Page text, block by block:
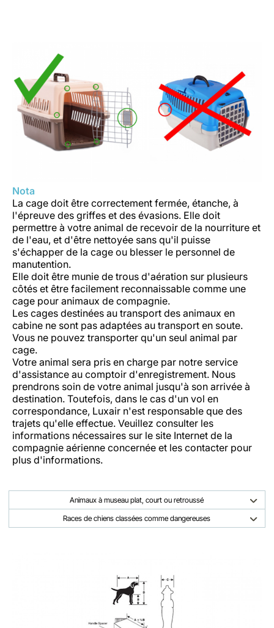
Nota
La cage doit être correctement fermée, étanche, à
l'épreuve des griffes et des évasions. Elle doit
permettre à votre animal de recevoir de la nourriture et
de l'eau, et d'être nettoyée sans qu'il puisse
s'échapper de la cage ou blesser le personnel de
manutention.
Elle doit être munie de trous d'aération sur plusieurs
côtés et être facilement reconnaissable comme une
cage pour animaux de compagnie.
Les cages destinées au transport des animaux en
cabine ne sont pas adaptées au transport en soute.
Vous ne pouvez transporter qu'un seul animal par
cage.
Votre animal sera pris en charge par notre service
d'assistance au comptoir d'enregistrement. Nous
prendrons soin de votre animal jusqu'à son arrivée à
destination. Toutefois, dans le cas d'un vol en
correspondance, Luxair n'est responsable que des
trajets qu'elle effectue. Veuillez consulter les
informations nécessaires sur le site Internet de la
compagnie aérienne concernée et les contacter pour
plus d'informations.
Animaux à museau plat, court ou retroussé
Races de chiens classées comme dangereuses